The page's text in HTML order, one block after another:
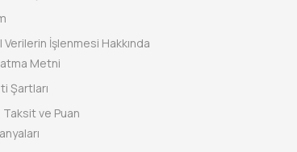
Verilerin İşlenmesi Hakkında
Metni
Şartları
Taksit ve Puan